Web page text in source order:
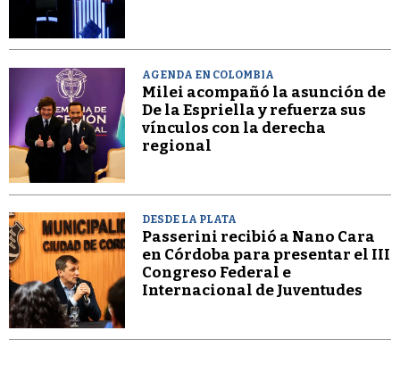
AGENDA EN COLOMBIA
Milei acompañó la asunción de
De la Espriella y refuerza sus
vínculos con la derecha
regional
DESDE LA PLATA
Passerini recibió a Nano Cara
en Córdoba para presentar el III
Congreso Federal e
Internacional de Juventudes